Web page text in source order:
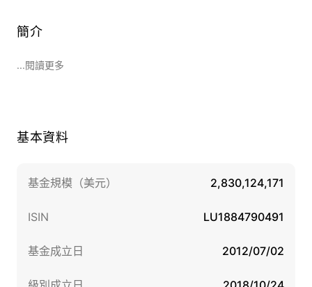
簡介
...閱讀更多
基本資料
基金規模（美元） 2,830,124,171
ISIN LU1884790491
基金成立日 2012/07/02